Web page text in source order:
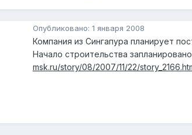
Опубликовано: 1 января 2008
Компания из Сингапура планирует
Начало строительства
msk.ru/story/08/2007/11/22/